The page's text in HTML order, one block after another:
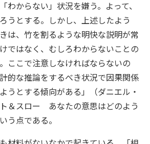
わからない」状況を嫌う。よって、
うとする。しかし、上述したよう
は、竹を割るような明快な説明が常
ではなく、むしろわからないことの
ここで注意しなければならないの
的な推論をするべき状況で因果関係
うとする傾向がある」（ダニエル・
＆スロー あなたの意思はどのよう
う点である。